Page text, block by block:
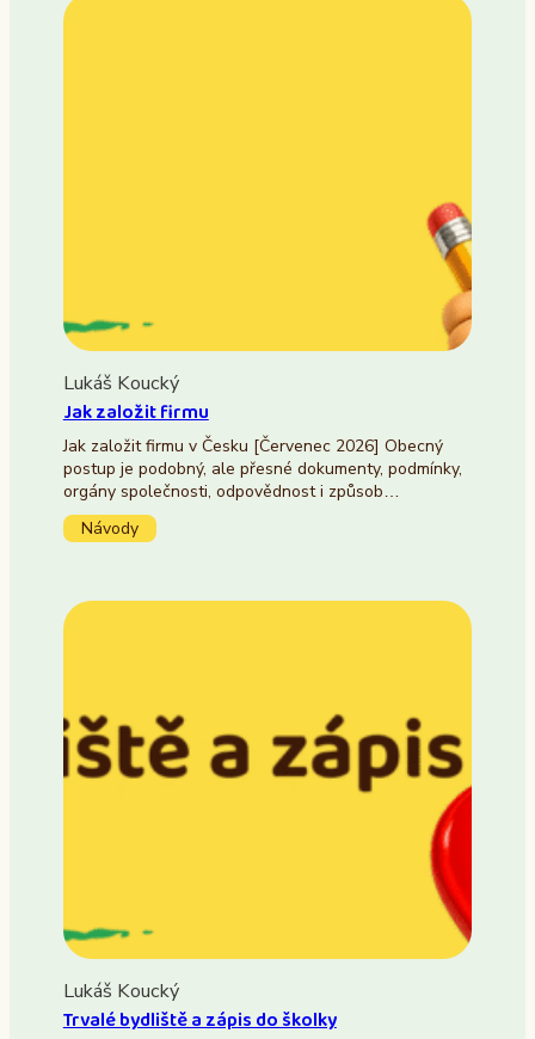
Lukáš Koucký
Jak založit firmu
Jak založit firmu v Česku [Červenec 2026] Obecný
postup je podobný, ale přesné dokumenty, podmínky,
orgány společnosti, odpovědnost i způsob…
Návody
Lukáš Koucký
Trvalé bydliště a zápis do školky